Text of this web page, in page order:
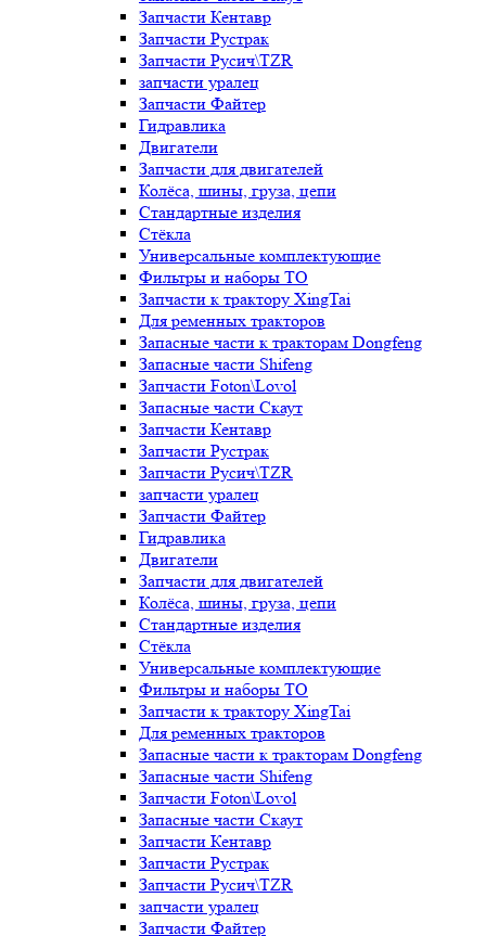
Запчасти Кентавр
Запчасти Рустрак
Запчасти Русич\TZR
запчасти уралец
Запчасти Файтер
Гидравлика
Двигатели
Запчасти для двигателей
Колёса, шины, груза, цепи
Стандартные изделия
Стёкла
Универсальные комплектующие
Фильтры и наборы ТО
Запчасти к трактору XingTai
Для ременных тракторов
Запасные части к тракторам Dongfeng
Запасные части Shifeng
Запчасти Foton\Lovol
Запасные части Скаут
Запчасти Кентавр
Запчасти Рустрак
Запчасти Русич\TZR
запчасти уралец
Запчасти Файтер
Гидравлика
Двигатели
Запчасти для двигателей
Колёса, шины, груза, цепи
Стандартные изделия
Стёкла
Универсальные комплектующие
Фильтры и наборы ТО
Запчасти к трактору XingTai
Для ременных тракторов
Запасные части к тракторам Dongfeng
Запасные части Shifeng
Запчасти Foton\Lovol
Запасные части Скаут
Запчасти Кентавр
Запчасти Рустрак
Запчасти Русич\TZR
запчасти уралец
Запчасти Файтер